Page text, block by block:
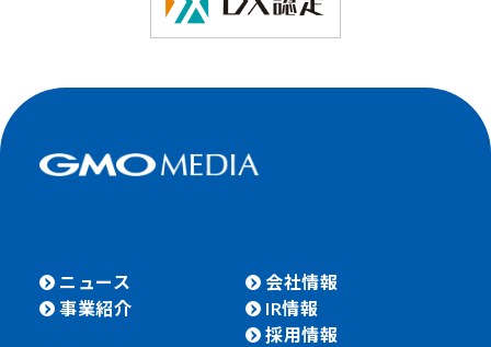
ニュース
事業紹介
会社情報
IR情報
採用情報